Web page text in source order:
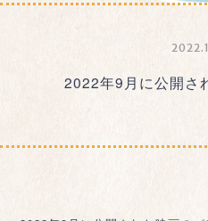
2022年9月に公開さ